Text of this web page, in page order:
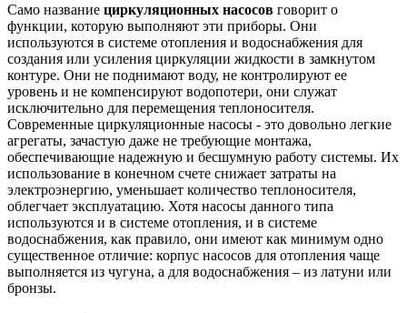
Само название циркуляционных насосов говорит о
функции, которую выполняют эти приборы. Они
используются в системе отопления и водоснабжения для
создания или усиления циркуляции жидкости в замкнутом
контуре. Они не поднимают воду, не контролируют ее
уровень и не компенсируют водопотери, они служат
исключительно для перемещения теплоносителя.
Современные циркуляционные насосы - это довольно легкие
агрегаты, зачастую даже не требующие монтажа,
обеспечивающие надежную и бесшумную работу системы. Их
использование в конечном счете снижает затраты на
электроэнергию, уменьшает количество теплоносителя,
облегчает эксплуатацию. Хотя насосы данного типа
используются и в системе отопления, и в системе
водоснабжения, как правило, они имеют как минимум одно
существенное отличие: корпус насосов для отопления чаще
выполняется из чугуна, а для водоснабжения – из латуни или
бронзы.